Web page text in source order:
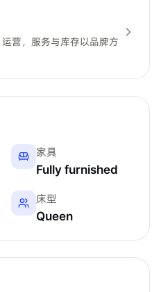
运营，服务与库存以品牌方
家具
Fully furnished
床型
Queen